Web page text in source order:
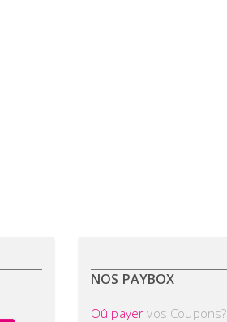
NOS PAYBOX
Oû payervos Coupons?